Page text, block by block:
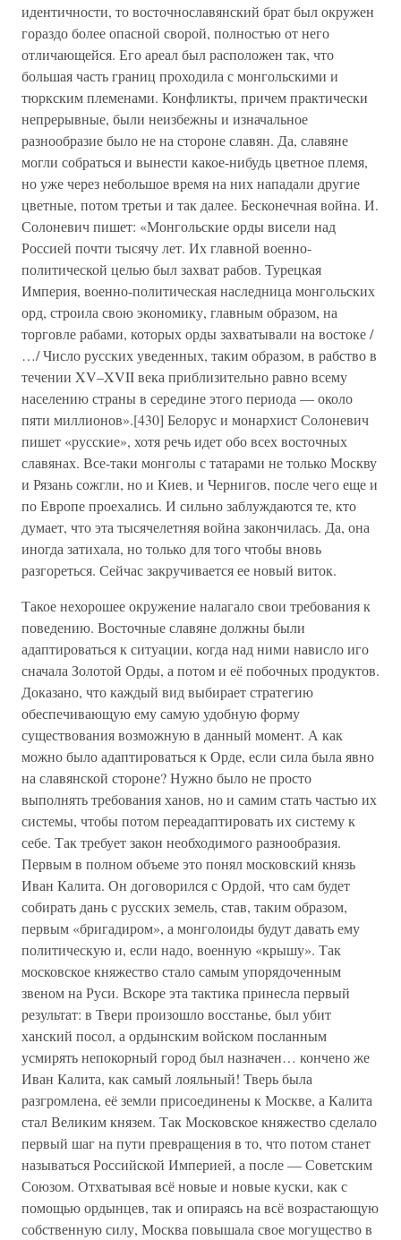
идентичности, то восточнославянский брат был окружен
гораздо более опасной сворой, полностью от него
отличающейся. Его ареал был расположен так, что
большая часть границ проходила с монгольскими и
тюркским племенами. Конфликты, причем практически
непрерывные, были неизбежны и изначальное
разнообразие было не на стороне славян. Да, славяне
могли собраться и вынести какое-нибудь цветное племя,
но уже через небольшое время на них нападали другие
цветные, потом третьи и так далее. Бесконечная война. И.
Солоневич пишет: «Монгольские орды висели над
Россией почти тысячу лет. Их главной военно-
политической целью был захват рабов. Турецкая
Империя, военно-политическая наследница монгольских
орд, строила свою экономику, главным образом, на
торговле рабами, которых орды захватывали на востоке /
…/ Число русских уведенных, таким образом, в рабство в
течении XV–XVII века приблизительно равно всему
населению страны в середине этого периода — около
пяти миллионов».[430] Белорус и монархист Солоневич
пишет «русские», хотя речь идет обо всех восточных
славянах. Все-таки монголы с татарами не только Москву
и Рязань сожгли, но и Киев, и Чернигов, после чего еще и
по Европе проехались. И сильно заблуждаются те, кто
думает, что эта тысячелетняя война закончилась. Да, она
иногда затихала, но только для того чтобы вновь
разгореться. Сейчас закручивается ее новый виток.
Такое нехорошее окружение налагало свои требования к
поведению. Восточные славяне должны были
адаптироваться к ситуации, когда над ними нависло иго
сначала Золотой Орды, а потом и её побочных продуктов.
Доказано, что каждый вид выбирает стратегию
обеспечивающую ему самую удобную форму
существования возможную в данный момент. А как
можно было адаптироваться к Орде, если сила была явно
на славянской стороне? Нужно было не просто
выполнять требования ханов, но и самим стать частью их
системы, чтобы потом переадаптировать их систему к
себе. Так требует закон необходимого разнообразия.
Первым в полном объеме это понял московский князь
Иван Калита. Он договорился с Ордой, что сам будет
собирать дань с русских земель, став, таким образом,
первым «бригадиром», а монголоиды будут давать ему
политическую и, если надо, военную «крышу». Так
московское княжество стало самым упорядоченным
звеном на Руси. Вскоре эта тактика принесла первый
результат: в Твери произошло восстанье, был убит
ханский посол, а ордынским войском посланным
усмирять непокорный город был назначен… кончено же
Иван Калита, как самый лояльный! Тверь была
разгромлена, её земли присоединены к Москве, а Калита
стал Великим князем. Так Московское княжество сделало
первый шаг на пути превращения в то, что потом станет
называться Российской Империей, а после — Советским
Союзом. Отхватывая всё новые и новые куски, как с
помощью ордынцев, так и опираясь на всё возрастающую
собственную силу, Москва повышала свое могущество в